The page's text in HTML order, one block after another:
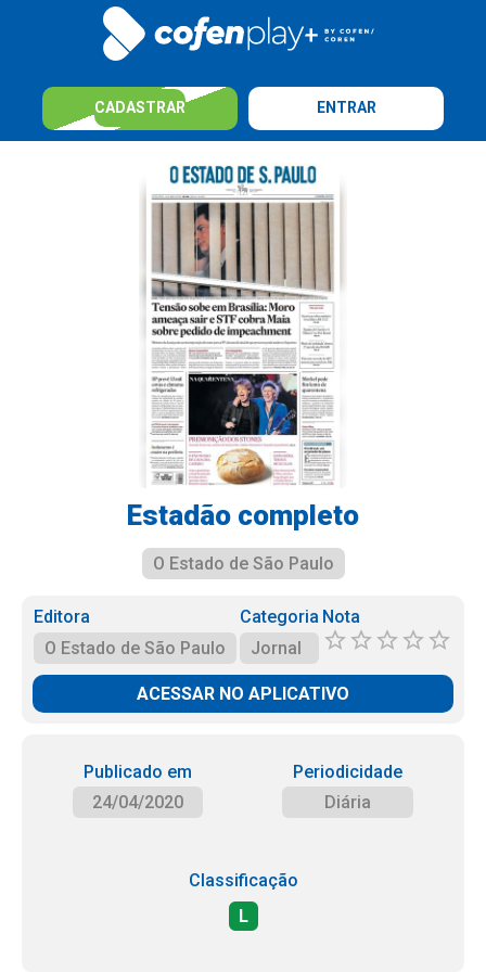
CADASTRAR ENTRAR
Estadão completo
O Estado de São Paulo
Editora
O Estado de São Paulo
Categoria
Jornal
Nota
ACESSAR NO APLICATIVO
Publicado em
24/04/2020
Periodicidade
Diária
Classificação
L